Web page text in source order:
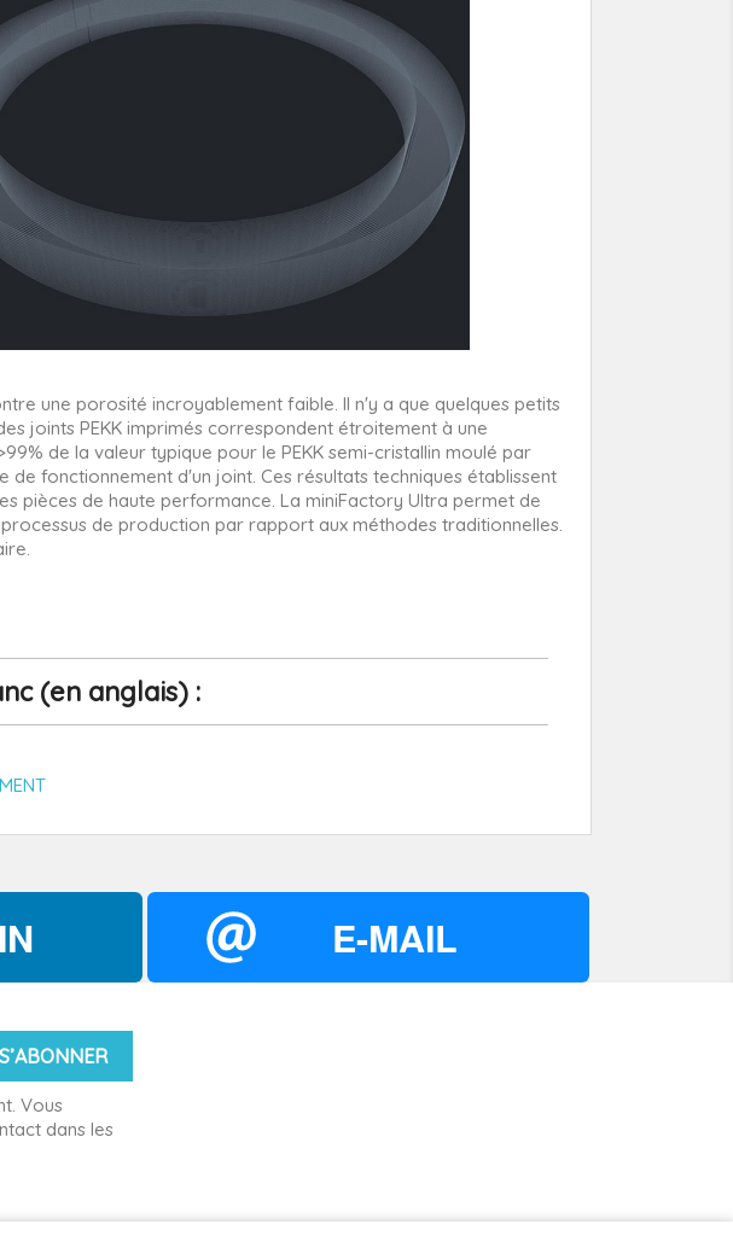
une porosité incroyablement faible. Il n'y a que quelques petits
joints PEKK imprimés correspondent étroitement à une
de la valeur typique pour le PEKK semi-cristallin moulé par
fonctionnement d'un joint. Ces résultats techniques établissent
pièces de haute performance. La miniFactory Ultra permet de
de production par rapport aux méthodes traditionnelles.
(en anglais) :
E-MAIL
Vous
dans les